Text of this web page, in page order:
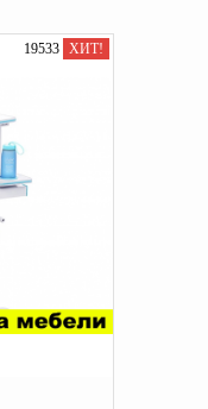
19533 ХИТ!